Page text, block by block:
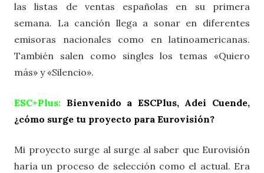
las listas de ventas españolas en su primera
semana. La canción llega a sonar en diferentes
emisoras nacionales como en latinoamericanas.
También salen como singles los temas «Quiero
más» y «Silencio».
ESC+Plus: Bienvenido a ESCPlus, Adei Cuende,
¿cómo surge tu proyecto para Eurovisión?
Mi proyecto surge al surge al saber que Eurovisión
haría un proceso de selección como el actual. Era